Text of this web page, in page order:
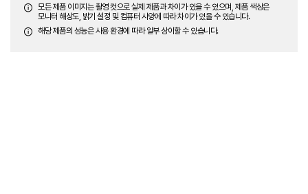
모든 제품 이미지는 촬영 컷으로 실제 제품과 차이가 있을 수 있으며, 제품 색상은
모니터 해상도, 밝기 설정 및 컴퓨터 사양에 따라 차이가 있을 수 있습니다.
해당 제품의 성능은 사용 환경에 따라 일부 상이할 수 있습니다.